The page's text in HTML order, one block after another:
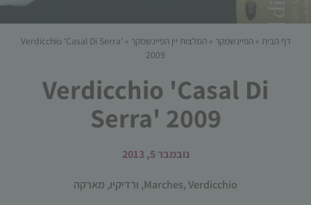
דף הבית »הפיינשמקר »המלצות יין הפיינשמקר »
Verdicchio ‘Casal Di Serra’
2009
Verdicchio 'Casal Di
Serra' 2009
נובמבר 5, 2013
Marches,Verdicchio
, ורדיקיו, מארקה